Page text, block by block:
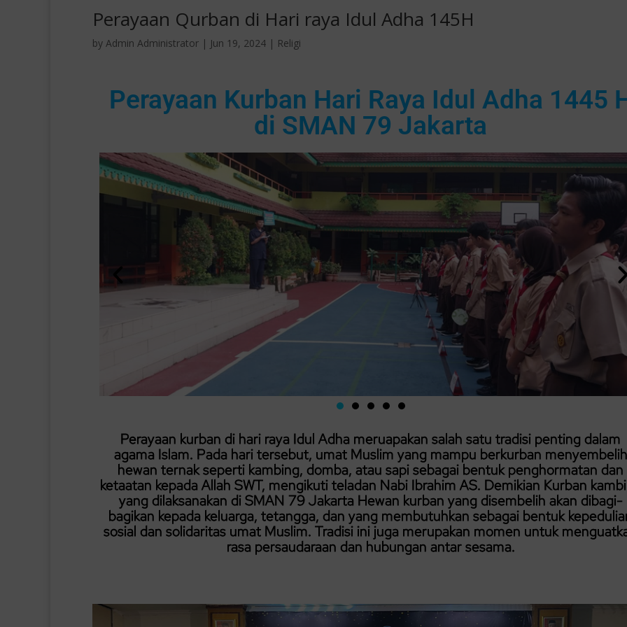
Perayaan Qurban di Hari raya Idul Adha 145H
by Admin Administrator | Jun 19, 2024 | Religi
Perayaan Kurban Hari Raya Idul Adha 1445
di SMAN 79 Jakarta
Perayaan kurban di hari raya Idul Adha meruapakan salah satu tradisi penting dalam
agama Islam. Pada hari tersebut, umat Muslim yang mampu berkurban menyembelih
hewan ternak seperti kambing, domba, atau sapi sebagai bentuk penghormatan dan
ketaatan kepada Allah SWT, mengikuti teladan Nabi Ibrahim AS. Demikian Kurban
yang dilaksanakan di SMAN 79 Jakarta Hewan kurban yang disembelih akan dibagi-
bagikan kepada keluarga, tetangga, dan yang membutuhkan sebagai bentuk
sosial dan solidaritas umat Muslim. Tradisi ini juga merupakan momen untuk
rasa persaudaraan dan hubungan antar sesama.